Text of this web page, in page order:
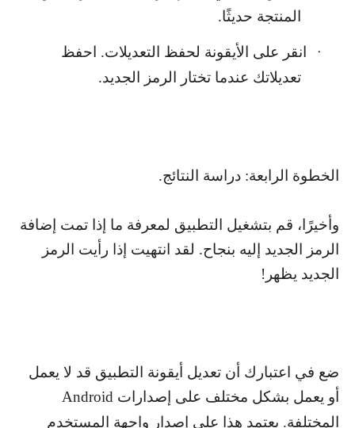
المنتجة حديثًا.
·
انقر على الأيقونة لحفظ التعديلات. احفظ
تعديلاتك عندما تختار الرمز الجديد.
الخطوة الرابعة: دراسة النتائج.
وأخيرًا، قم بتشغيل التطبيق لمعرفة ما إذا تمت إضافة
الرمز الجديد إليه بنجاح. لقد انتهيت إذا رأيت الرمز
الجديد يظهر!
ضع في اعتبارك أن تعديل أيقونة التطبيق قد لا يعمل
أو يعمل بشكل مختلف على إصدارات Android
المختلفة. يعتمد هذا على إصدار واجهة المستخدم